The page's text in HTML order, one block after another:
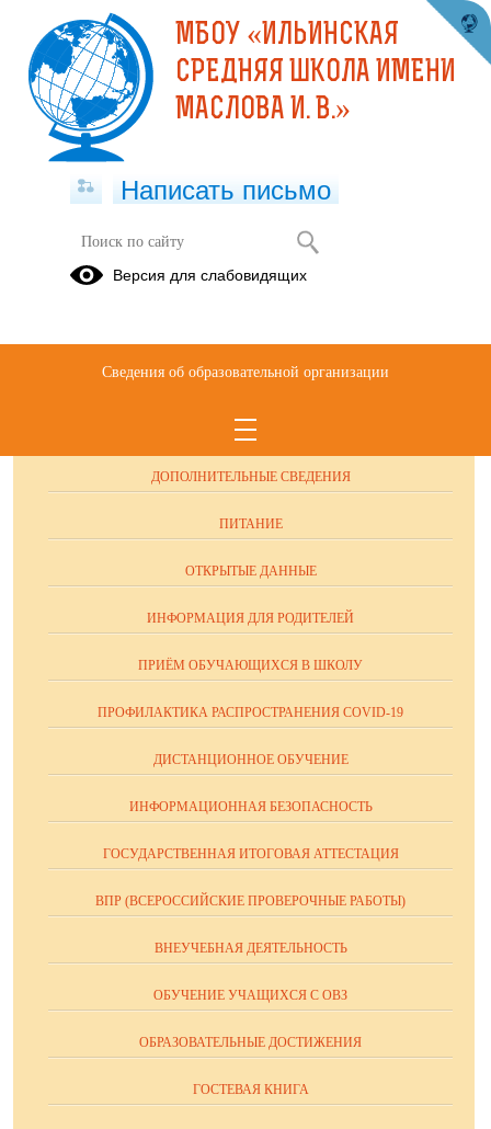
ОБРАЩЕНИЯ ГРАЖДАН
ПРОТИВОДЕЙСТВИЕ КОРРУПЦИИ
ДОПОЛНИТЕЛЬНЫЕ СВЕДЕНИЯ
ПИТАНИЕ
ОТКРЫТЫЕ ДАННЫЕ
ИНФОРМАЦИЯ ДЛЯ РОДИТЕЛЕЙ
ПРИЁМ ОБУЧАЮЩИХСЯ В ШКОЛУ
ПРОФИЛАКТИКА РАСПРОСТРАНЕНИЯ COVID-19
ДИСТАНЦИОННОЕ ОБУЧЕНИЕ
ИНФОРМАЦИОННАЯ БЕЗОПАСНОСТЬ
ГОСУДАРСТВЕННАЯ ИТОГОВАЯ АТТЕСТАЦИЯ
ВПР (ВСЕРОССИЙСКИЕ ПРОВЕРОЧНЫЕ РАБОТЫ)
ВНЕУЧЕБНАЯ ДЕЯТЕЛЬНОСТЬ
ОБУЧЕНИЕ УЧАЩИХСЯ С ОВЗ
ОБРАЗОВАТЕЛЬНЫЕ ДОСТИЖЕНИЯ
ГОСТЕВАЯ КНИГА
МБОУ «ИЛЬИНСКАЯ
СРЕДНЯЯ ШКОЛА ИМЕНИ
МАСЛОВА И. В.»
Написать письмо
Версия для слабовидящих
Сведения об образовательной организации